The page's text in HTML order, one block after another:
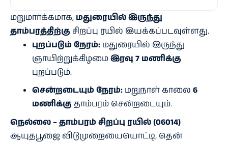
மறுமார்க்கமாக, மதுரையில் இருந்து
தாம்பரத்திற்கு சிறப்பு ரயில் இயக்கப்படவுள்ளது.
புறப்படும் நேரம்:மதுரையில் இருந்து
ஞாயிற்றுக்கிழமைஇரவு 7 மணிக்கு
புறப்படும்.
சென்றடையும் நேரம்:மறுநாள் காலை 6
மணிக்கு தாம்பரம் சென்றடையும்.
நெல்லை – தாம்பரம் சிறப்பு ரயில் (06014)
ஆயுதபூஜை விடுமுறையையொட்டி, தென்